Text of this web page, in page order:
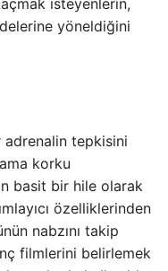
isteyenlerin,
yöneldiğini
adrenalin tepkisini
korku
basit bir hile olarak
özelliklerinden
nabzını takip
filmlerini belirlemek